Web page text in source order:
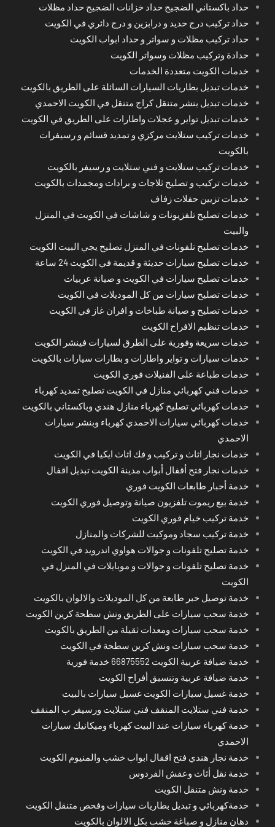
حداد باكستاني الضجيج حداد خزانات الضجيج حداد مظلات
حداد تركيب درج حديد و درابزين و درج دائري في الكويت
حداد تركيب مظلات و سواتر و حداد ابواب الكويت
حدادة وتركيب مظلات وسواتر الكويت
خدمات الكويت متعددة الخدمات
خدمات تبديل بطاريات السيارات السائلة على الطريق بالكويت
خدمات تبديل بنشر متنقل كراج متنقل في الكويت الاحمدي
خدمات تبديل تواير و عجلات واطارات على الطريق في الكويت
خدمات تركيب ستلايت مركزي و تمديد قسائم و رسيفرات
بالكويت
خدمات تركيب ستلايت و فني ستلايت و رسيفر بالكويت
خدمات تركيب و تصليح ثلاجات و برادات ومجمدات بالكويت
خدمات تزيين حفلات زفاف
خدمات تصليح تلفزيونات و شاشات في الكويت في المنزل
والبيت
خدمات تصليح تلفونات في المنزل تصليح يجي البيت الكويت
خدمات تصليح سيارات حديثة و قديمة في الكويت 24 ساعة
خدمات تصليح سيارات في الكويت و صيانة عربيات
خدمات تصليح سيارات من كل الموديلات في الكويت
خدمات تصليح و صيانة طباخات و افران غاز في الكويت
خدمات تنظيم الافراح الكويت
خدمات سريعة وفورية على الطرق لسيارات فينشر الكويت
خدمات سيارات و تواير واطارات و بطارات سيارات بالكويت
خدمات طباعة على الفنيلات فوري الكويت
خدمات فني كهربائي منازل في الكويت تصليح تمديد كهرباء
خدمات كهربائي تصليح كهرباء منازل هندي وباكستاني بالكويت
خدمات كهربائي سيارات الاحمدي كهرباء وبنشر سيارات
الاحمدي
خدمات نجار اثاث و تركيب و فك اثاث ايكيا في الكويت
خدمات نجار فتح أقفال أبواب مدينة الكويت تبديل اقفال
خدمة أحبار طابعات الكويت فوري
خدمة بيع ريموت تلفزيون صيانة وتوصيل فوري الكويت
خدمة تركيب خيام فوري الكويت
خدمة تركيب سجاد وموكيت للشركات والمنازل
خدمة تصليح تلفونات و جوالات هواوي اندرويد في الكويت
خدمة تصليح تلفونات و جوالات و موبايلات في المنزل في
الكويت
خدمة توصيل حبر طابعة من كل الموديلات والالوان بالكويت
خدمة سحب سيارات على الطريق ونش سطحة كرين الكويت
خدمة سحب سيارات ومعدات ثقيلة من الطريق بالكويت
خدمة سحب سيارات ونش كرين سطحة في الكويت
خدمة ضيافة عربية الكويت 66875552 خدمة فورية
خدمة ضيافة عربية وتنسيق أفراح الكويت
خدمة غسيل سيارات الكويت غسيل سيارات بالبيت
خدمة فني ستلايت المنقف فني ستلايت ورسيفر ب المنقف
خدمة كهرباء سيارات عند البيت كهرباء وميكانيك سيارات
الاحمدي
خدمة نجار هندي فتح اقفال ابواب خشب والمنيوم الكويت
خدمة نقل أثاث وعفش الفردوس
خدمة ونش متنقل الكويت
خدمةكهربائي و تبديل بطاريات سيارات وفحص متنقل الكويت
دهان منازل و صباغة خشب بكل الالوان بالكويت